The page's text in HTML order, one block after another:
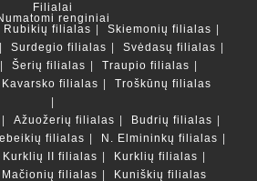
Filialai
renginiai
Rubikių filialas
Skiemonių filialas
Surdegio filialas
Svėdasų filialas
Šerių filialas
Traupio filialas
Kavarsko filialas Troškūnų filialas
Ažuožerių filialas
Budrių filialas
filialas
N. Elmininkų filialas
Kurklių II filialas
Kurklių filialas
Mačionių filialas Kuniškių filialas